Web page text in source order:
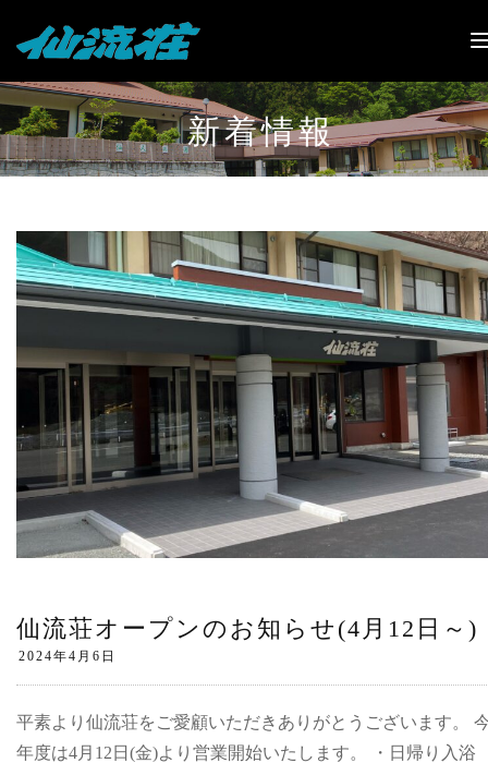
新着情報
仙流荘オープンのお知らせ(4月12日～)
平素より仙流荘をご愛顧いただきありがとうございます。
年度は4月12日(金)より営業開始いたします。 ・日帰り入